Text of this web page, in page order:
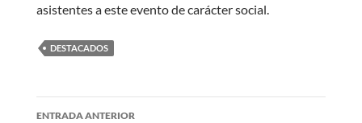
asistentes a este evento de carácter social.
DESTACADOS
Navegación
ENTRADA ANTERIOR